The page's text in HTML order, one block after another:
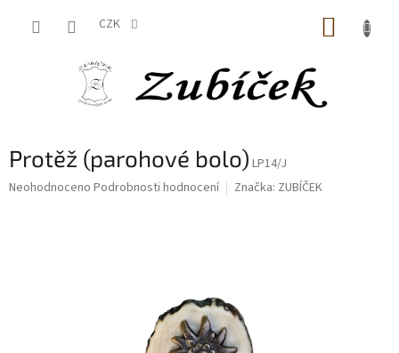
CZK
Protěž (parohové bolo) LP14/J
Průměrné
Neohodnoceno Podrobnosti hodnocení Značka: ZUBÍČEK